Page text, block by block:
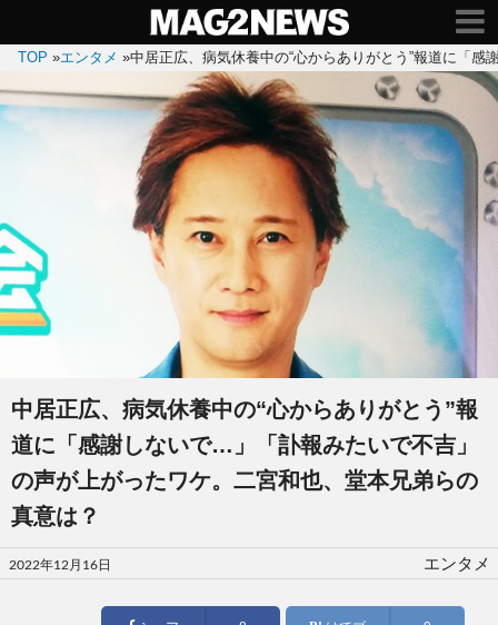
TOP »エンタメ »中居正広、病気休養中の“心からありがとう”報道に「
中居正広、病気休養中の“心からありがとう”報
道に「感謝しないで…」「訃報みたいで不吉」
の声が上がったワケ。二宮和也、堂本兄弟らの
真意は？
投
稿
2022年12月16日 エンタメ